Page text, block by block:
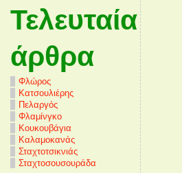
Τελευταία
άρθρα
Φλώρος
Κατσουλιέρης
Πελαργός
Φλαμίνγκο
Κουκουβάγια
Καλαμοκανάς
Σταχτοτσικνιάς
Σταχτοσουσουράδα